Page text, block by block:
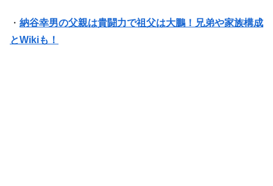
・ 納谷幸男の父親は貴闘力で祖父は大鵬！兄弟や家族構成
とWikiも！